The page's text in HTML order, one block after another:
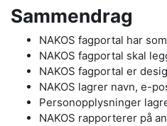
Sammendrag
NAKOS fagportal har
NAKOS fagportal skal
NAKOS fagportal er
NAKOS lagrer navn, e-
Personopplysninger
NAKOS rapporterer på